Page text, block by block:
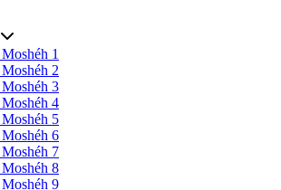
1
2
Moshéh 3
Moshéh 4
Moshéh 5
Moshéh 6
Moshéh 7
Moshéh 8
Moshéh 9